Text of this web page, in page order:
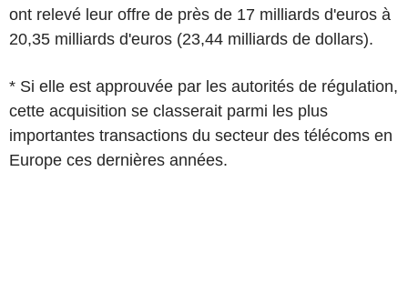
ont relevé leur offre de près de 17 milliards d'euros à
20,35 milliards d'euros (23,44 milliards de dollars).
* Si elle est approuvée par les autorités de régulation,
cette acquisition se classerait parmi les plus
importantes transactions du secteur des télécoms en
Europe ces dernières années.